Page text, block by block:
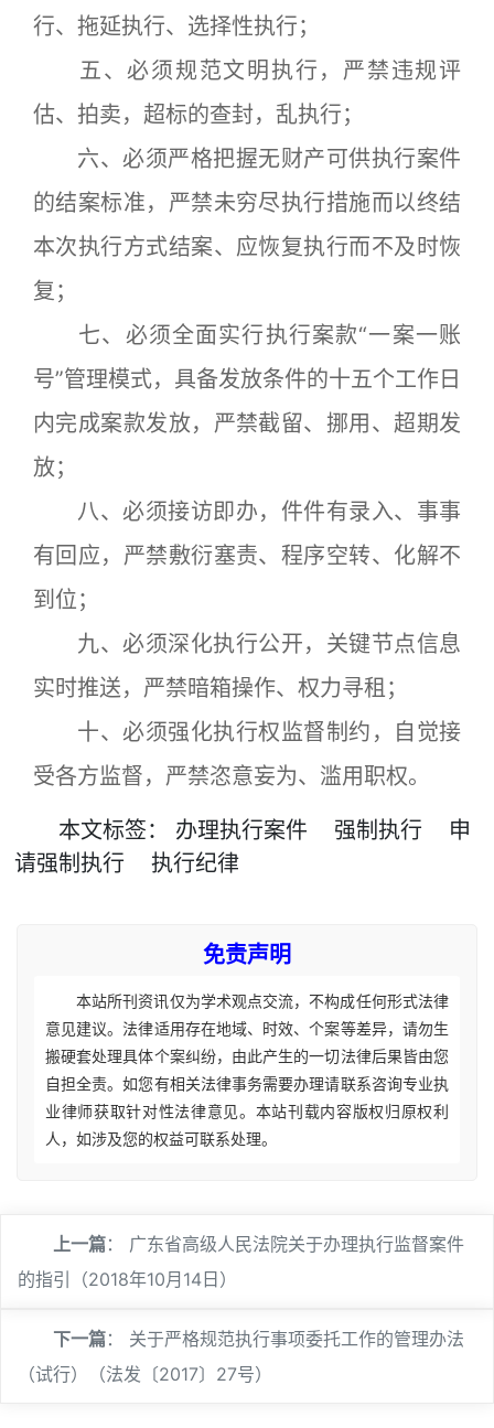
行、拖延执行、选择性执行；
五、必须规范文明执行，严禁违规评
估、拍卖，超标的查封，乱执行；
六、必须严格把握无财产可供执行案件
的结案标准，严禁未穷尽执行措施而以终结
本次执行方式结案、应恢复执行而不及时恢
复；
七、必须全面实行执行案款“一案一账
号”管理模式，具备发放条件的十五个工作日
内完成案款发放，严禁截留、挪用、超期发
放；
八、必须接访即办，件件有录入、事事
有回应，严禁敷衍塞责、程序空转、化解不
到位；
九、必须深化执行公开，关键节点信息
实时推送，严禁暗箱操作、权力寻租；
十、必须强化执行权监督制约，自觉接
受各方监督，严禁恣意妄为、滥用职权。
本文标签： 办理执行案件 强制执行
申
请强制执行
执行纪律
免责声明
本站所刊资讯仅为学术观点交流，不构成任何形式法律
意见建议。法律适用存在地域、时效、个案等差异，请勿生
搬硬套处理具体个案纠纷，由此产生的一切法律后果皆由您
自担全责。如您有相关法律事务需要办理请联系咨询专业执
业律师获取针对性法律意见。本站刊载内容版权归原权利
人，如涉及您的权益可联系处理。
上一篇： 广东省高级人民法院关于办理执行监督案件
的指引（2018年10月14日）
下一篇： 关于严格规范执行事项委托工作的管理办法
（试行）（法发〔2017〕27号）